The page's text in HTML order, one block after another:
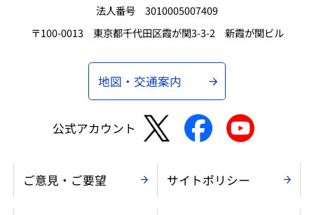
法人番号 3010005007409
〒100-0013 東京都千代田区霞が関3-3-2 新霞が関ビル
地図・交通案内
公式アカウント
ご意見・ご要望 サイトポリシー